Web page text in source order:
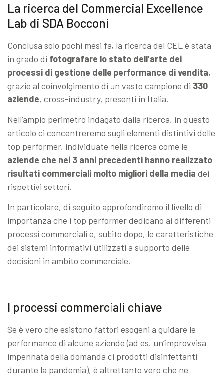
La ricerca del Commercial Excellence
Lab di SDA Bocconi
Conclusa solo pochi mesi fa, la ricerca del CEL è stata
in grado di fotografare lo stato dell’arte dei
processi di gestione delle performance di vendita,
grazie al coinvolgimento di un vasto campione di 330
aziende, cross-industry, presenti in Italia.
Nell’ampio perimetro indagato dalla ricerca, in questo
articolo ci concentreremo sugli elementi distintivi delle
top performer, individuate nella ricerca come le
aziende che nei 3 anni precedenti hanno realizzato
risultati commerciali molto migliori della media dei
rispettivi settori.
In particolare, di seguito approfondiremo il livello di
importanza che i top performer dedicano ai differenti
processi commerciali e, subito dopo, le caratteristiche
dei sistemi informativi utilizzati a supporto delle
decisioni in ambito commerciale.
I processi commerciali chiave
Se è vero che esistono fattori esogeni a guidare le
performance di alcune aziende (ad es. un’improvvisa
impennata della domanda di prodotti disinfettanti
durante la pandemia), è altrettanto vero che ne